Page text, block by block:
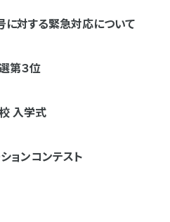
に対する緊急対応について
第３位
入学式
ョンコンテスト